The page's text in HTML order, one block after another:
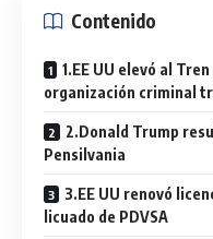
Contenido
1.EE UU elevó al
organización criminal
2.Donald Trump
Pensilvania
3.EE UU renovó
licuado de PDVSA